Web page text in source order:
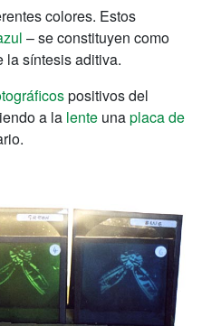
colores. Estos
– se constituyen como
la síntesis aditiva.
positivos del
a la lente unaplaca de